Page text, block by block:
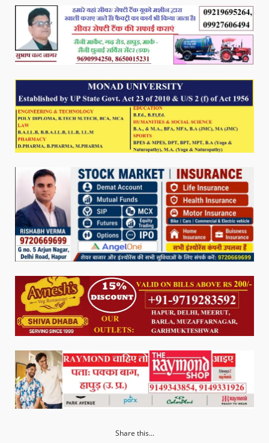
Share this...